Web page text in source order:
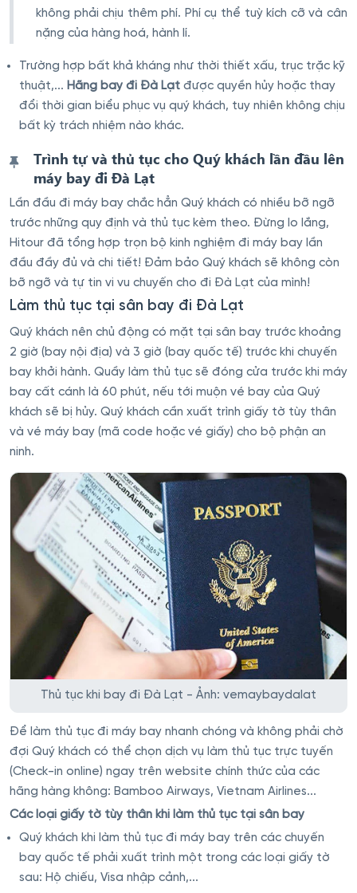
không phải chịu thêm phí. Phí cụ thể tuỳ kích cỡ và cân
nặng của hàng hoá, hành lí.
Trường hợp bất khả kháng như thời thiết xấu, trục trặc kỹ
thuật,... Hãng bay đi Đà Lạt được quyền hủy hoặc thay
đổi thời gian biểu phục vụ quý khách, tuy nhiên không chịu
bất kỳ trách nhiệm nào khác.
Trình tự và thủ tục cho Quý khách lần đầu lên
máy bay đi Đà Lạt
Lần đầu đi máy bay chắc hẳn Quý khách có nhiều bỡ ngỡ
trước những quy định và thủ tục kèm theo. Đừng lo lắng,
Hitour đã tổng hợp trọn bộ kinh nghiệm đi máy bay lần
đầu đầy đủ và chi tiết! Đảm bảo Quý khách sẽ không còn
bỡ ngỡ và tự tin vi vu chuyến cho đi Đà Lạt của mình!
Làm thủ tục tại sân bay đi Đà Lạt
Quý khách nên chủ động có mặt tại sân bay trước khoảng
2 giờ (bay nội địa) và 3 giờ (bay quốc tế) trước khi chuyến
bay khởi hành. Quầy làm thủ tục sẽ đóng cửa trước khi máy
bay cất cánh là 60 phút, nếu tới muộn vé bay của Quý
khách sẽ bị hủy. Quý khách cần xuất trình giấy tờ tùy thân
và vé máy bay (mã code hoặc vé giấy) cho bộ phận an
ninh.
Thủ tục khi bay đi Đà Lạt - Ảnh: vemaybaydalat
Để làm thủ tục đi máy bay nhanh chóng và không phải chờ
đợi Quý khách có thể chọn dịch vụ làm thủ tục trực tuyến
(Check-in online) ngay trên website chính thức của các
hãng hàng không: Bamboo Airways, Vietnam Airlines...
Các loại giấy tờ tùy thân khi làm thủ tục tại sân bay
Quý khách khi làm thủ tục đi máy bay trên các chuyến
bay quốc tế phải xuất trình một trong các loại giấy tờ
sau: Hộ chiếu, Visa nhập cảnh,...